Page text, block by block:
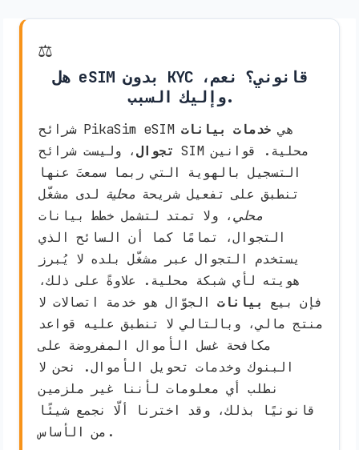
⚖️
هل eSIM بدون KYC قانوني؟ نعم،
وإليك السبب.
شرائح PikaSim eSIM هي خدمات بيانات
تجوال، وليست شرائح SIM محلية. قوانين
التسجيل بالهوية التي ربما سمعتَ عنها
تنطبق على تفعيل شريحة محلية لدى مشغّل
محلي، ولا تمتد لتشمل خطط بيانات
التجوال، تمامًا كما أن السائح الذي
يستخدم التجوال عبر مشغّل بلده لا يُبرز
هويته لأي شبكة محلية. علاوةً على ذلك،
فإن بيع بيانات الجوّال هو خدمة اتصالات لا
منتج مالي، وبالتالي لا تنطبق عليه قواعد
مكافحة غسل الأموال المفروضة على
البنوك وخدمات تحويل الأموال. نحن لا
نطلب أي معلومات لأننا غير ملزمين
قانونيًا بذلك، وقد اخترنا ألّا نجمع شيئًا
من الأساس.